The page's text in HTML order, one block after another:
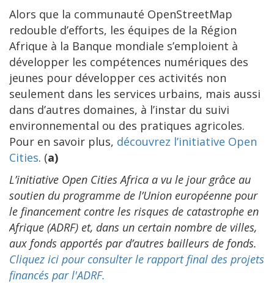
Alors que la communauté OpenStreetMap
redouble d’efforts, les équipes de la Région
Afrique à la Banque mondiale s’emploient à
développer les compétences numériques des
jeunes pour développer ces activités non
seulement dans les services urbains, mais aussi
dans d’autres domaines, à l’instar du suivi
environnemental ou des pratiques agricoles.
Pour en savoir plus, découvrez l’initiative Open
Cities. (a)
L’initiative Open Cities Africa a vu le jour grâce au
soutien du programme de l’Union européenne pour
le financement contre les risques de catastrophe en
Afrique (ADRF) et, dans un certain nombre de villes,
aux fonds apportés par d’autres bailleurs de fonds.
Cliquez ici pour consulter le rapport final des projets
financés par l'ADRF.